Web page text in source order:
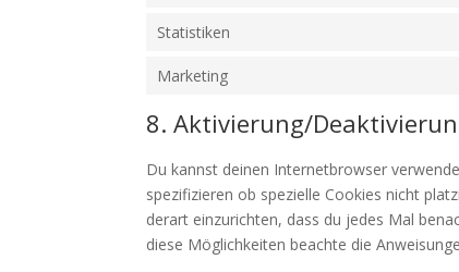
Statistiken
Marketing
8. Aktivierung/
Du kannst deinen Internetbrowser
spezifizieren ob spezielle Cookies nicht
derart einzurichten, dass du jedes Mal
diese Möglichkeiten beachte die